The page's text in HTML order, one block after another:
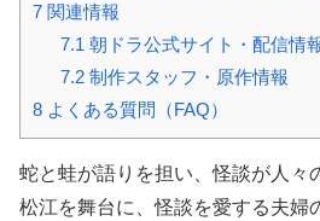
7 関連情報
7.1 朝ドラ公式サイト・配信情
7.2制作スタッフ・原作情報
8 よくある質問（FAQ）
蛇と蛙が語りを担い、怪談が人
松江を舞台に、怪談を愛する夫婦